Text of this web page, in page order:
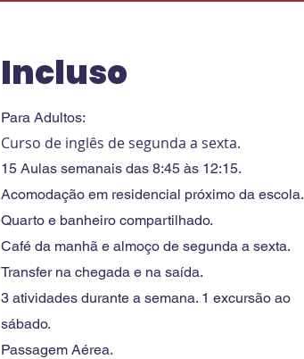
Incluso
Para Adultos:
Curso de inglês de segunda a sexta.
15 Aulas semanais das 8:45 às 12:15.
Acomodação em residencial próximo da escola.
Quarto e banheiro compartilhado.
Café da manhã e almoço de segunda a sexta.
Transfer na chegada e na saída.
3 atividades durante a semana. 1 excursão ao
sábado.
Passagem Aérea.